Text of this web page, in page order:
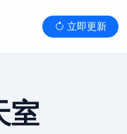
立即更新
室